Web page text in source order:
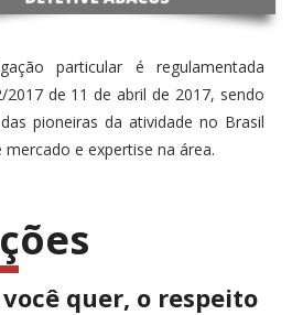
particular é regulamentada
2017 de 11 de abril de 2017, sendo
pioneiras da atividade no Brasil
e expertise na área.
quer, o respeito